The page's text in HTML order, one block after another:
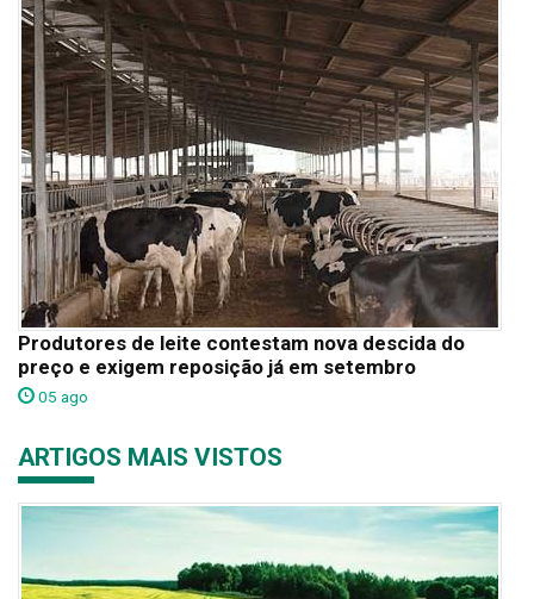
Produtores de leite contestam nova descida do
preço e exigem reposição já em setembro
05 ago
ARTIGOS MAIS VISTOS